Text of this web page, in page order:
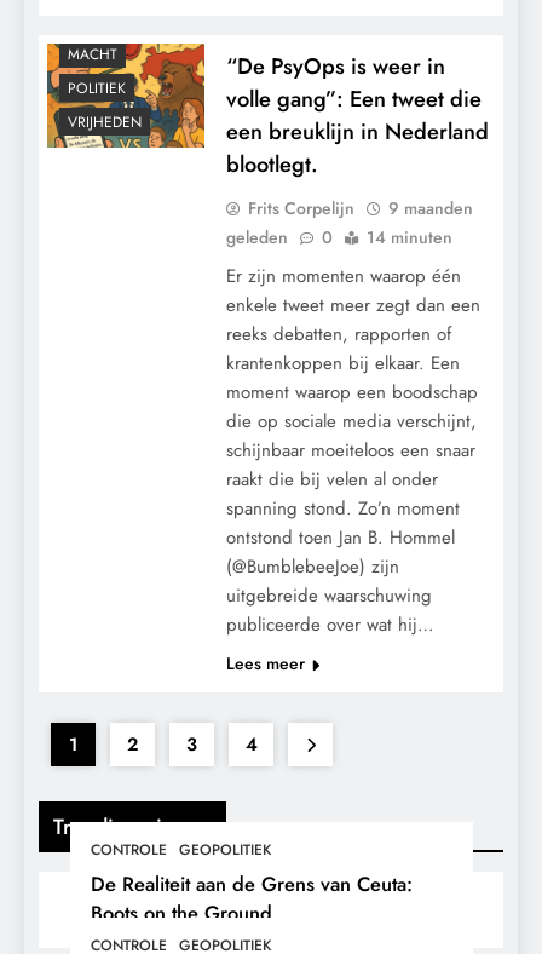
Trending nieuws
CONTROLE GEOPOLITIEK
De Realiteit aan de Grens van Ceuta:
Boots on the Ground.
CONTROLE GEOPOLITIEK
MACHT
POLITIEK
VRIJHEDEN
“De PsyOps is weer in
volle gang”: Een tweet die
een breuklijn in Nederland
blootlegt.
Frits Corpelijn
9 maanden
geleden
0 14 minuten
Er zijn momenten waarop één
enkele tweet meer zegt dan een
reeks debatten, rapporten of
krantenkoppen bij elkaar. Een
moment waarop een boodschap
die op sociale media verschijnt,
schijnbaar moeiteloos een snaar
raakt die bij velen al onder
spanning stond. Zo’n moment
ontstond toen Jan B. Hommel
(@BumblebeeJoe) zijn
uitgebreide waarschuwing
publiceerde over wat hij…
Lees meer
1 2 3 4